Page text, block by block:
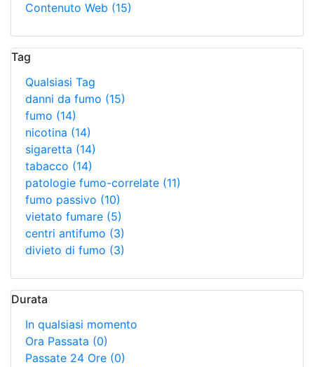
Contenuto Web (15)
Tag
Qualsiasi Tag
danni da fumo (15)
fumo (14)
nicotina (14)
sigaretta (14)
tabacco (14)
patologie fumo-correlate (11)
fumo passivo (10)
vietato fumare (5)
centri antifumo (3)
divieto di fumo (3)
Durata
In qualsiasi momento
Ora Passata (0)
Passate 24 Ore (0)